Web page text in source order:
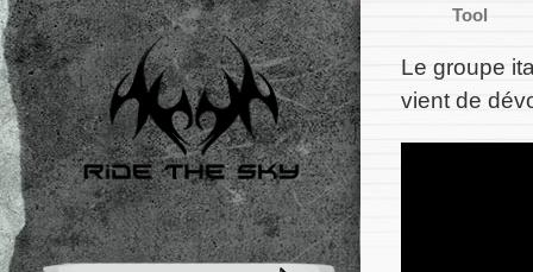
Tool
Le groupe
vient de